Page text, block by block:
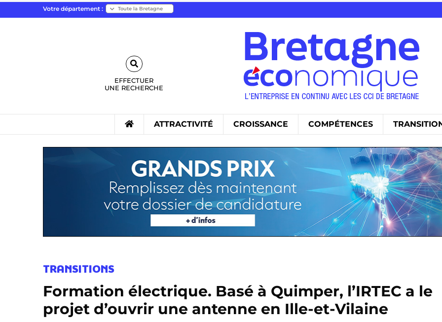
Votre département :
EFFECTUER
UNE RECHERCHE
ATTRACTIVITÉ CROISSANCE COMPÉTENCES
TRANSITIONS
Formation électrique. Basé à Quimper, l’IRTEC a le
projet d’ouvrir une antenne en Ille-et-Vilaine